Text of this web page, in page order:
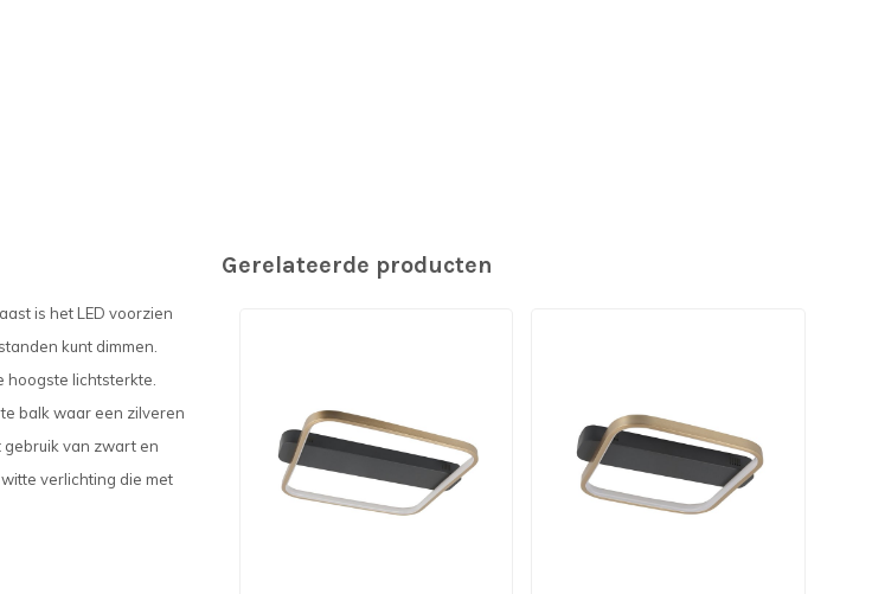
is het LED voorzien
kunt dimmen.
hoogste lichtsterkte.
balk waar een zilveren
van zwart en
verlichting die met
Gerelateerde producten